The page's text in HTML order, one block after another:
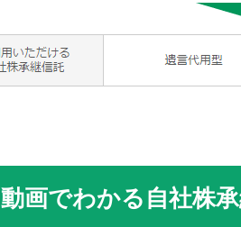
動画でわかる自社株